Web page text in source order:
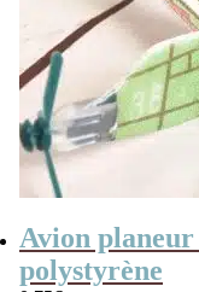
Avion planeur
polystyrène